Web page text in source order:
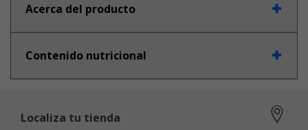
Acerca del producto
Contenido nutricional
Localiza tu tienda